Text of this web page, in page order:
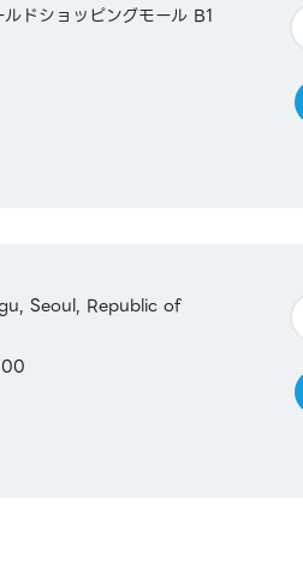
ドショッピングモール B1
Seoul, Republic of